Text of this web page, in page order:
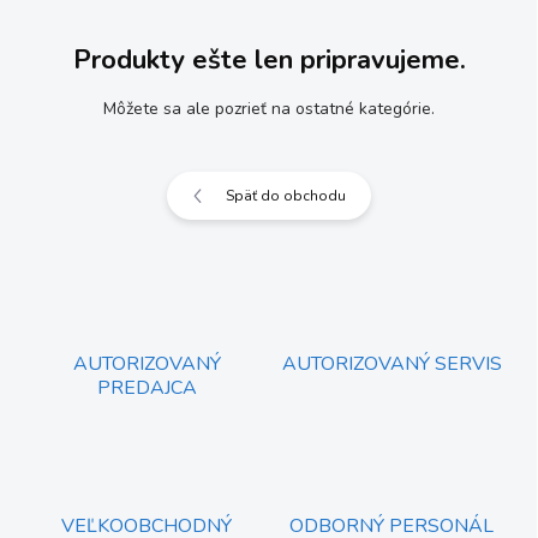
Produkty ešte len pripravujeme.
Môžete sa ale pozrieť na ostatné kategórie.
Späť do obchodu
AUTORIZOVANÝ
PREDAJCA
AUTORIZOVANÝ SERVIS
VEĽKOOBCHODNÝ
ODBORNÝ PERSONÁL